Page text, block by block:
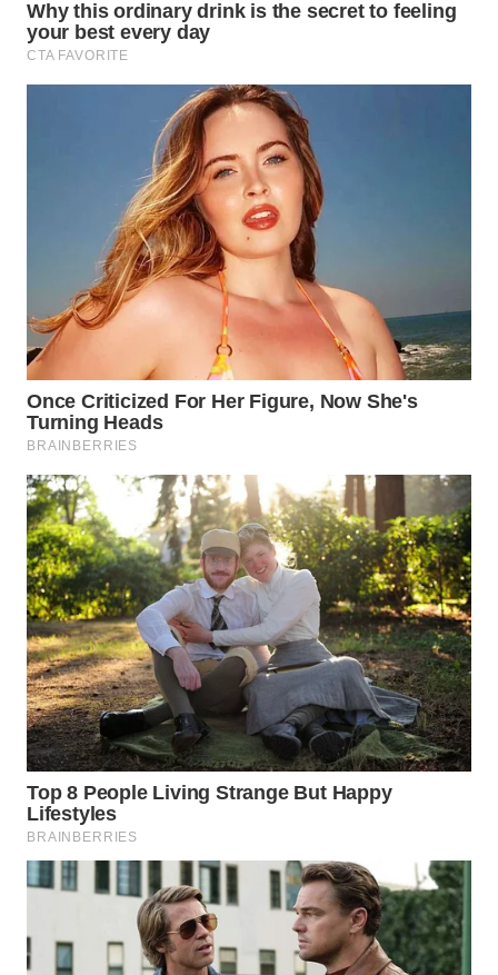
WN
SEMARANG
BOROBUDUR
MADURA
SURABAYA
WN
NATUNA
WN
BINTAN
WN
MANDALIKA
WN
LIKUPANG
WN
LABUANBAJO
WN
BORNEO
Media
Group